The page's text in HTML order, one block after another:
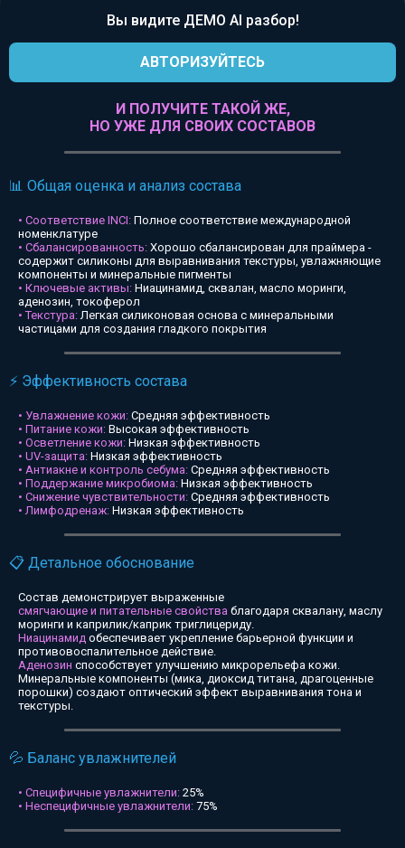
Вы видите ДЕМО AI разбор!
АВТОРИЗУЙТЕСЬ
И ПОЛУЧИТЕ ТАКОЙ ЖЕ,
НО УЖЕ ДЛЯ СВОИХ СОСТАВОВ
📊 Общая оценка и анализ состава
• Соответствие INCI: Полное соответствие международной
номенклатуре
• Сбалансированность: Хорошо сбалансирован для праймера -
содержит силиконы для выравнивания текстуры, увлажняющие
компоненты и минеральные пигменты
• Ключевые активы: Ниацинамид, сквалан, масло моринги,
аденозин, токоферол
• Текстура:Легкая силиконовая основа с минеральными
частицами для создания гладкого покрытия
⚡ Эффективность состава
• Увлажнение кожи: Средняя эффективность
• Питание кожи: Высокая эффективность
• Осветление кожи: Низкая эффективность
• UV-защита: Низкая эффективность
• Антиакне и контроль себума: Средняя эффективность
• Поддержание микробиома: Низкая эффективность
• Снижение чувствительности: Средняя эффективность
• Лимфодренаж: Низкая эффективность
📋 Детальное обоснование
Состав демонстрирует выраженные
смягчающие и питательные свойства благодаря сквалану, маслу
моринги и каприлик/каприк триглицериду.
Ниацинамид обеспечивает укрепление барьерной функции и
противовоспалительное действие.
Аденозин способствует улучшению микрорельефа кожи.
Минеральные компоненты (мика, диоксид титана, драгоценные
порошки) создают оптический эффект выравнивания тона и
текстуры.
💦 Баланс увлажнителей
• Специфичные увлажнители: 25%
• Неспецифичные увлажнители: 75%